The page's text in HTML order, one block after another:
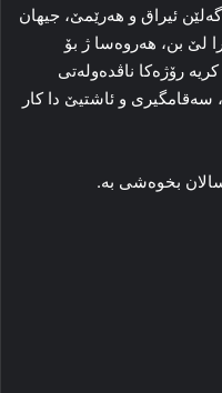
ئیراق و هەرێمێ، جیهان
لێ بن، هەروەسا ژ بۆ
رۆژەکا ناڤدەولەتی
سەقامگیری و ئاشتیێ دا کار
بخوەشی بە.